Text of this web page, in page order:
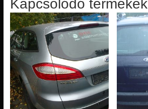
Kapcsolódó termékek